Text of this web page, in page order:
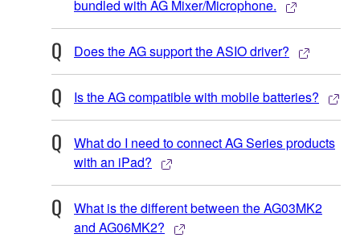
bundled with AG Mixer/Microphone.
Does the AG support the ASIO driver?
Is the AG compatible with mobile batteries?
What do I need to connect AG Series products
with an iPad?
What is the different between the AG03MK2
and AG06MK2?